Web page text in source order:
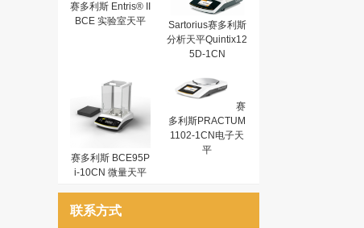
赛多利斯 Entris® II
BCE 实验室天平
Sartorius赛多利斯
分析天平Quintix12
5D-1CN
赛多利斯 BCE95P
i-10CN 微量天平
赛
多利斯PRACTUM
1102-1CN电子天
平
联系方式